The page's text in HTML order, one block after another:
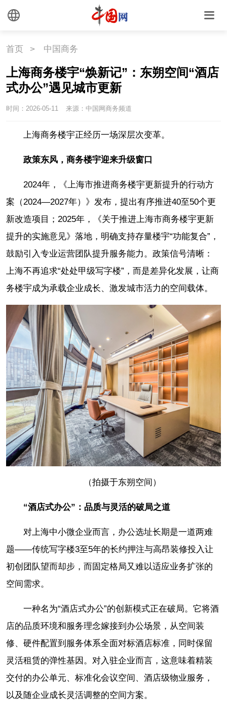
首页 > 中国商务
上海商务楼宇“焕新记”：东朔空间“酒店
式办公”遇见城市更新
时间：2026-05-11 来源：中国网商务频道
上海商务楼宇正经历一场深层次变革。
政策东风，商务楼宇迎来升级窗口
2024年，《上海市推进商务楼宇更新提升的行动方
案（2024—2027年）》发布，提出有序推进40至50个更
新改造项目；2025年，《关于推进上海市商务楼宇更新
提升的实施意见》落地，明确支持存量楼宇“功能复合”，
鼓励引入专业运营团队提升服务能力。政策信号清晰：
上海不再追求“处处甲级写字楼”，而是差异化发展，让商
务楼宇成为承载企业成长、激发城市活力的空间载体。
（拍摄于东朔空间）
“酒店式办公”：品质与灵活的破局之道
对上海中小微企业而言，办公选址长期是一道两难
题——传统写字楼3至5年的长约押注与高昂装修投入让
初创团队望而却步，而固定格局又难以适应业务扩张的
空间需求。
一种名为“酒店式办公”的创新模式正在破局。它将酒
店的品质环境和服务理念嫁接到办公场景，从空间装
修、硬件配置到服务体系全面对标酒店标准，同时保留
灵活租赁的弹性基因。对入驻企业而言，这意味着精装
交付的办公单元、标准化会议空间、酒店级物业服务，
以及随企业成长灵活调整的空间方案。